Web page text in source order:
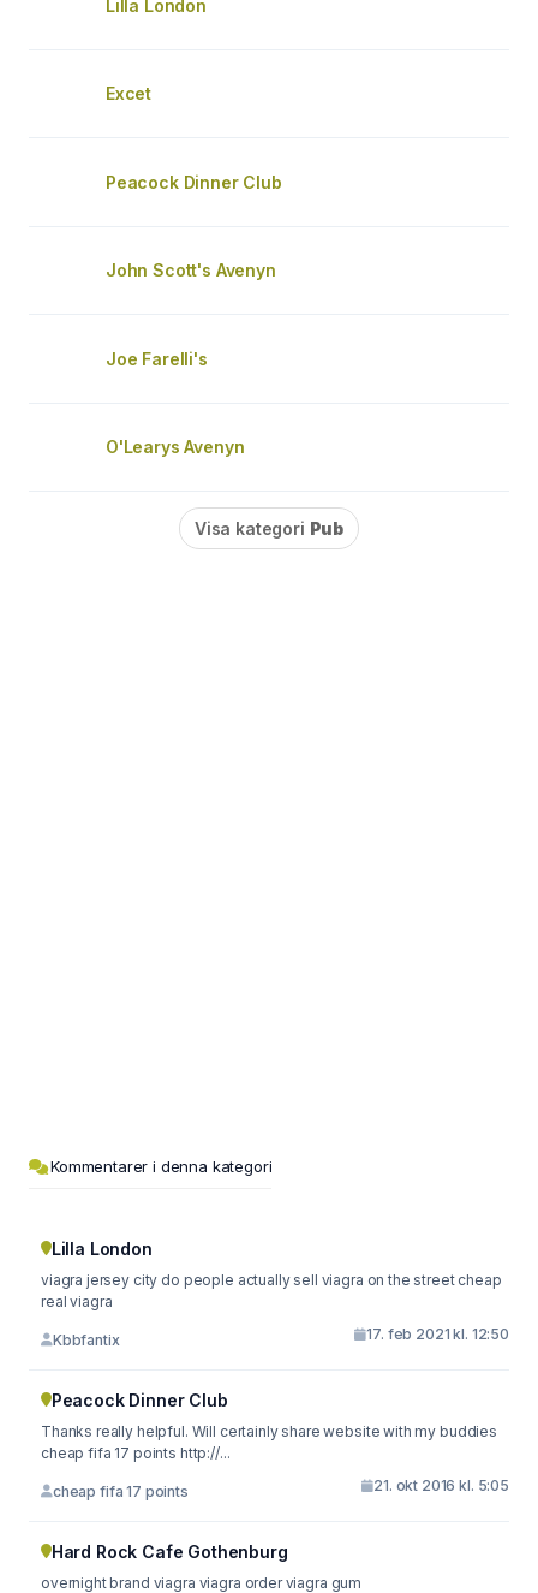
Lilla London
Excet
Peacock Dinner Club
John Scott's Avenyn
Joe Farelli's
O'Learys Avenyn
Visa kategori Pub
Kommentarer i denna kategori
Lilla London
viagra jersey city do people actually sell viagra on the street cheap
real viagra
Kbbfantix 17. feb 2021 kl. 12:50
Peacock Dinner Club
Thanks really helpful. Will certainly share website with my buddies
cheap fifa 17 points http://...
cheap fifa 17 points 21. okt 2016 kl. 5:05
Hard Rock Cafe Gothenburg
overnight brand viagra viagra order viagra gum